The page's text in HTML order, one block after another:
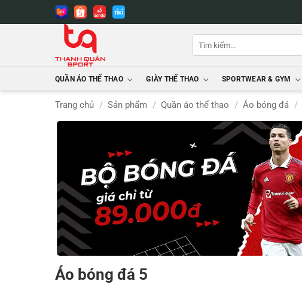
Tìm
QUẦN ÁO THỂ THAO GIÀY THỂ THAO SPORTWEAR & GYM
Trang chủ / Sản phẩm / Quần áo thể thao / Áo bóng đá /
Áo bóng đá 5